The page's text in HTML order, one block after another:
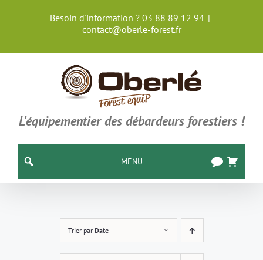
Besoin d'information ? 03 88 89 12 94 |
contact@oberle-forest.fr
L'équipementier des débardeurs forestiers !
MENU
Trier par Date